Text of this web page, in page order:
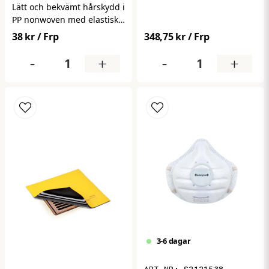
Lätt och bekvämt hårskydd i
PP nonwoven med elastisk
passform. Säkerställer god
hygien genom att hålla
håret på plats i känsliga
miljöer. Perfekt för
förpackning om 100 st.
38 kr/ Frp
- +
bättre andningskomfort vid
längre användning.
348,75 kr/ Frp
- +
3-6 dagar